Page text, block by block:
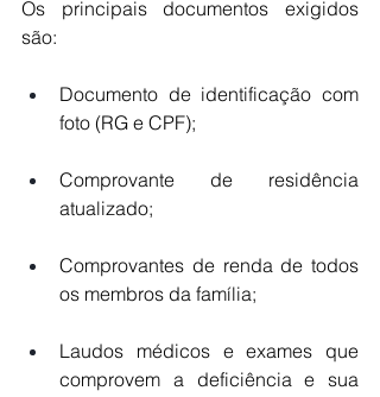
Os principais documentos exigidos
são:
Documento de identificação com
foto (RG e CPF);
Comprovante de residência
atualizado;
Comprovantes de renda de todos
os membros da família;
Laudos médicos e exames que
comprovem a deficiência e sua